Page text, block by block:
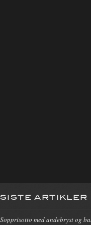
SISTE ARTIKLER
Sopprisotto med andebryst og